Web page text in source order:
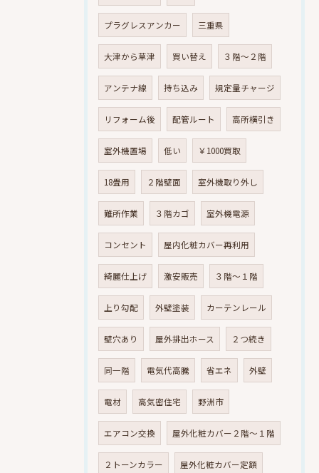
プラグレスアンカー 三重県
大津から草津 買い替え ３階～２階
アンテナ線 持ち込み 規定量チャージ
リフォーム後 配管ルート 高所横引き
室外機置場 低い ￥1000買取
18畳用 ２階壁面 室外機取り外し
難所作業 ３階カゴ 室外機電源
コンセント 屋内化粧カバー再利用
綺麗仕上げ 激安販売 ３階～１階
上り勾配 外壁塗装 カーテンレール
壁穴あり 屋外排出ホース ２つ続き
同一階 電気代高騰 省エネ 外壁
電材 高気密住宅 野洲市
エアコン交換 屋外化粧カバー２階～１階
２トーンカラー 屋外化粧カバー定額